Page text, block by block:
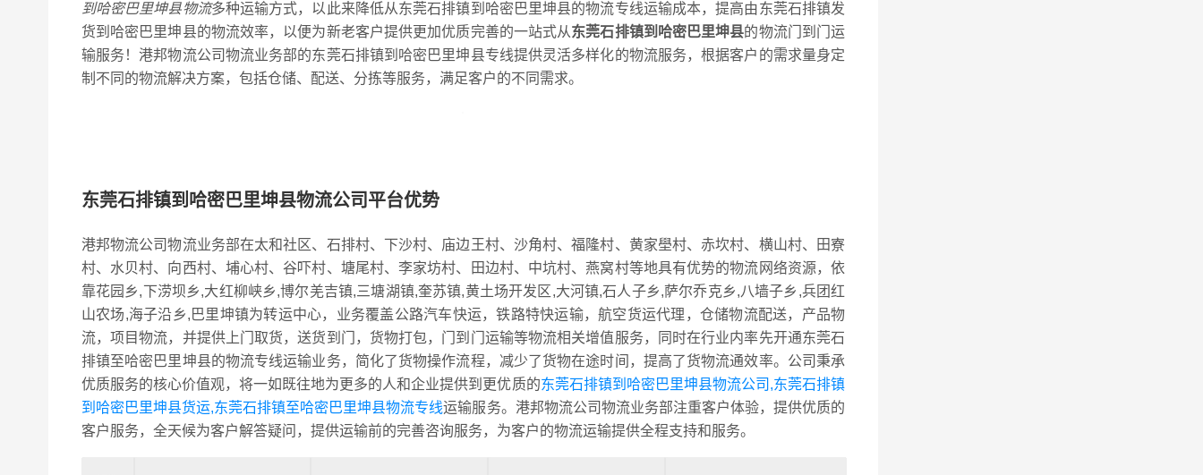
到哈密巴里坤县物流多种运输方式，以此来降低从东莞石排镇到哈密巴里坤县的物流专线运输成本，提高由东莞石排镇发
货到哈密巴里坤县的物流效率，以便为新老客户提供更加优质完善的一站式从东莞石排镇到哈密巴里坤县的物流门到门运
输服务！港邦物流公司物流业务部的东莞石排镇到哈密巴里坤县专线提供灵活多样化的物流服务，根据客户的需求量身定
制不同的物流解决方案，包括仓储、配送、分拣等服务，满足客户的不同需求。
东莞石排镇到哈密巴里坤县物流公司平台优势
港邦物流公司物流业务部在太和社区、石排村、下沙村、庙边王村、沙角村、福隆村、黄家壆村、赤坎村、横山村、田寮
村、水贝村、向西村、埔心村、谷吓村、塘尾村、李家坊村、田边村、中坑村、燕窝村等地具有优势的物流网络资源，依
靠花园乡,下涝坝乡,大红柳峡乡,博尔羌吉镇,三塘湖镇,奎苏镇,黄土场开发区,大河镇,石人子乡,萨尔乔克乡,八墙子乡,兵团红
山农场,海子沿乡,巴里坤镇为转运中心，业务覆盖公路汽车快运，铁路特快运输，航空货运代理，仓储物流配送，产品物
流，项目物流，并提供上门取货，送货到门，货物打包，门到门运输等物流相关增值服务，同时在行业内率先开通东莞石
排镇至哈密巴里坤县的物流专线运输业务，简化了货物操作流程，减少了货物在途时间，提高了货物流通效率。公司秉承
优质服务的核心价值观，将一如既往地为更多的人和企业提供到更优质的东莞石排镇到哈密巴里坤县物流公司,东莞石排镇
到哈密巴里坤县货运,东莞石排镇至哈密巴里坤县物流专线运输服务。港邦物流公司物流业务部注重客户体验，提供优质的
客户服务，全天候为客户解答疑问，提供运输前的完善咨询服务，为客户的物流运输提供全程支持和服务。